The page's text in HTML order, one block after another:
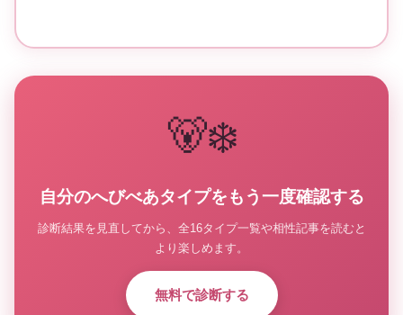
🐻‍❄️
自分のへびべあタイプをもう一度確認する
診断結果を見直してから、全16タイプ一覧や相性記事を読むと
より楽しめます。
無料で診断する